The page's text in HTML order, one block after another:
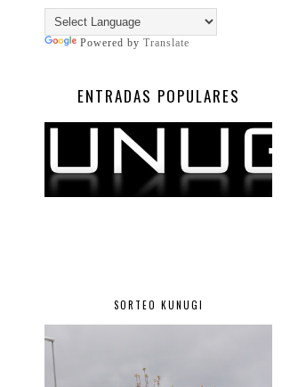
Powered by Translate
ENTRADAS POPULARES
SORTEO KUNUGI